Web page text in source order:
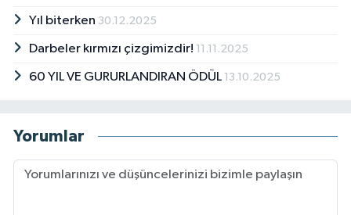
Yıl biterken 30.12.2025
Darbeler kırmızı çizgimizdir! 11.11.2025
60 YIL VE GURURLANDIRAN ÖDÜL 13.10.2025
Yorumlar